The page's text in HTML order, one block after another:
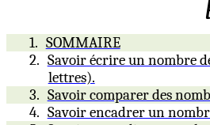
1. SOMMAIRE
2. Savoir écrire un nombre
lettres).
3. Savoir comparer des
4. Savoir encadrer un